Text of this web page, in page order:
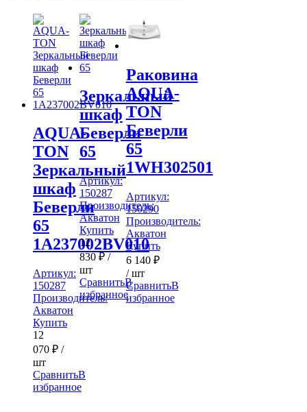
AQUA-
TON
Зеркальный
шкаф
Беверли
65
1A237002BV010
Артикул:
150287
Производитель:
Акватон
Купить
12
070 ₽ /
шт
СравнитьВ
избранное
Зеркальный
шкаф
Беверли
65
Артикул:
150287
Производитель:
Акватон
Купить
12
830 ₽/
шт
СравнитьВ
избранное
Раковина
AQUA-
TON
Беверли
65
1WH302501
Артикул:
150290
Производитель:
Акватон
Купить
6 140 ₽
/ шт
СравнитьВ
избранное